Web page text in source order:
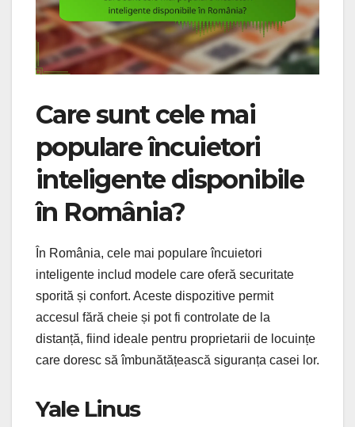
Care sunt cele mai
populare încuietori
inteligente disponibile
în România?
În România, cele mai populare încuietori
inteligente includ modele care oferă securitate
sporită și confort. Aceste dispozitive permit
accesul fără cheie și pot fi controlate de la
distanță, fiind ideale pentru proprietarii de locuințe
care doresc să îmbunătățească siguranța casei lor.
Yale Linus